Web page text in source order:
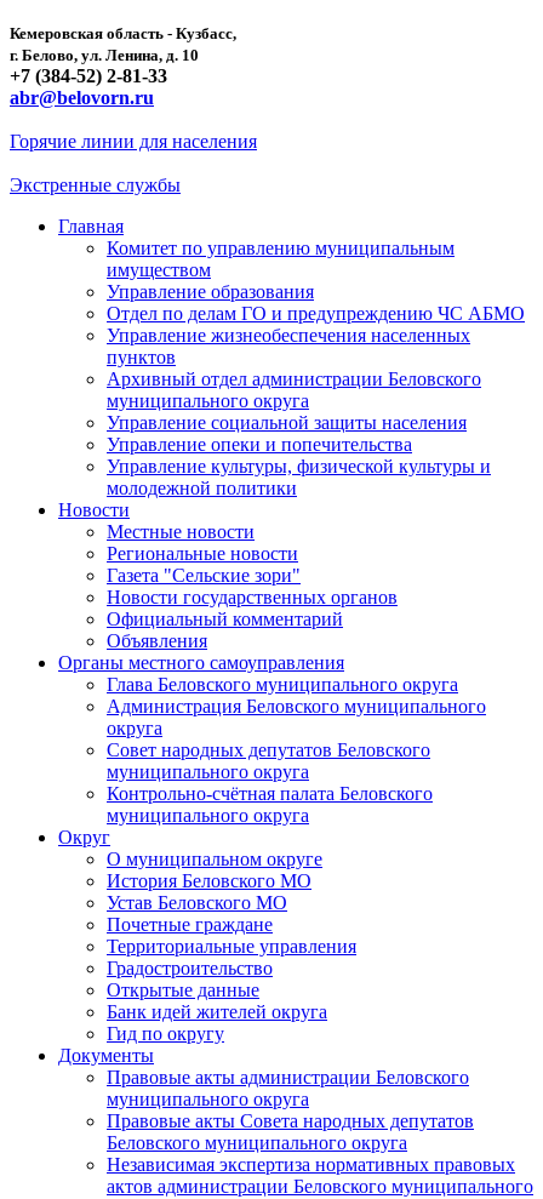
Кемеровская область - Кузбасс,
г. Белово, ул. Ленина, д. 10
+7 (384-52) 2-81-33
abr@belovorn.ru
Горячие линии для населения
Экстренные службы
Главная
Комитет по управлению муниципальным
имуществом
Управление образования
Отдел по делам ГО и предупреждению ЧС АБМО
Управление жизнеобеспечения населенных
пунктов
Архивный отдел администрации Беловского
муниципального округа
Управление социальной защиты населения
Управление опеки и попечительства
Управление культуры, физической культуры и
молодежной политики
Новости
Местные новости
Региональные новости
Газета "Сельские зори"
Новости государственных органов
Официальный комментарий
Объявления
Органы местного самоуправления
Глава Беловского муниципального округа
Администрация Беловского муниципального
округа
Совет народных депутатов Беловского
муниципального округа
Контрольно-счётная палата Беловского
муниципального округа
Округ
О муниципальном округе
История Беловского МО
Устав Беловского МО
Почетные граждане
Территориальные управления
Градостроительство
Открытые данные
Банк идей жителей округа
Гид по округу
Документы
Правовые акты администрации Беловского
муниципального округа
Правовые акты Совета народных депутатов
Беловского муниципального округа
Независимая экспертиза нормативных правовых
актов администрации Беловского муниципального